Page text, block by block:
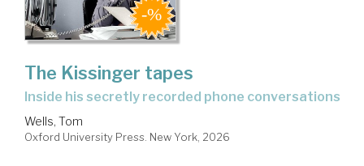
The Kissinger tapes
inside his secretly recorded phone conversations
Wells, Tom
Oxford University Press. New York, 2026